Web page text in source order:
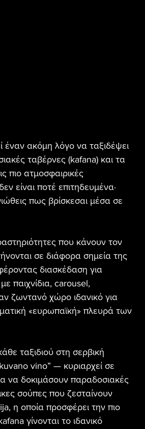
έναν ακόμη λόγο να ταξιδέψει
ταβέρνες (kafana) και τα
πιο ατμοσφαιρικές
είναι ποτέ επιτηδευμένα·
πως βρίσκεσαι μέσα σε
που κάνουν τον
σε διάφορα σημεία της
διασκέδαση για
παιχνίδια, carousel,
ζωντανό χώρο ιδανικό για
«ευρωπαϊκή» πλευρά των
ταξιδιού στη σερβική
vino” — κυριαρχεί σε
να δοκιμάσουν παραδοσιακές
σούπες που ζεσταίνουν
η οποία προσφέρει την πιο
γίνονται το ιδανικό